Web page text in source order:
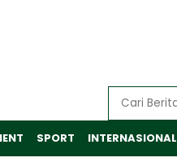
SPORT INTERNASIONAL